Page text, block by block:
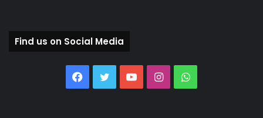
Find us on Social Media
Facebook
TwitterYouTubeInstagramWhatsApp